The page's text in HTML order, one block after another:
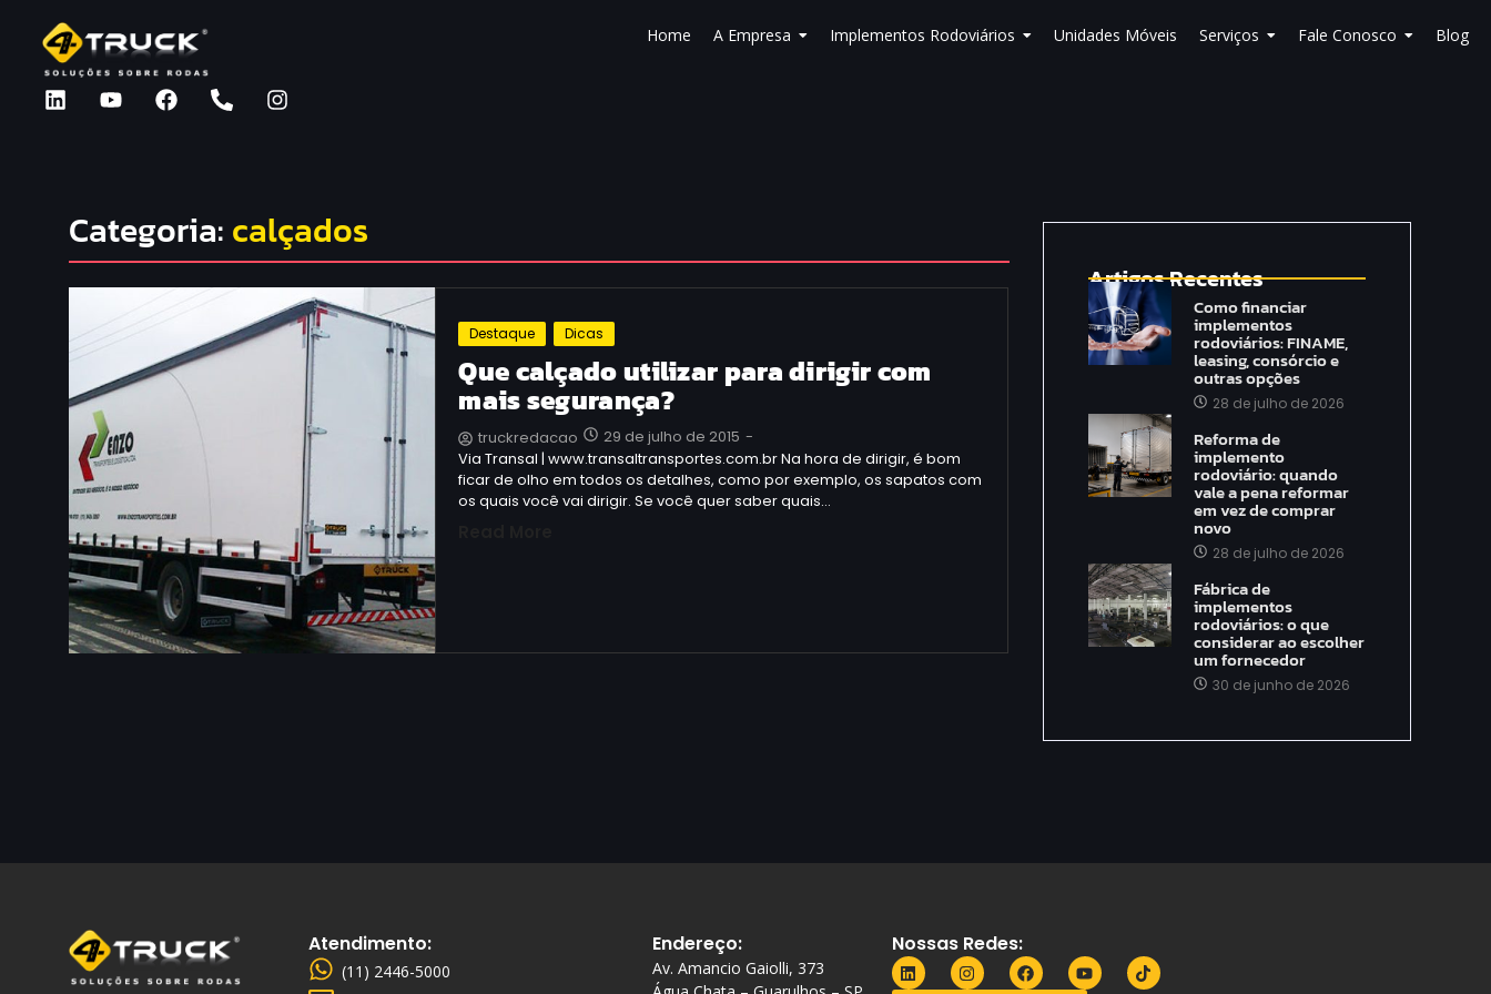
Home A Empresa Implementos Rodoviários Unidades Móveis Serviços Fale Conosco Blog
Categoria: calçados
Destaque Dicas
Que calçado utilizar para dirigir com
mais segurança?
truckredacao 29 de julho de 2015 -
Via Transal | www.transaltransportes.com.br Na hora de dirigir, é bom
ficar de olho em todos os detalhes, como por exemplo, os sapatos com
os quais você vai dirigir. Se você quer saber quais…
Artigos Recentes
Como financiar
implementos
rodoviários: FINAME,
leasing, consórcio e
outras opções
28 de julho de 2026
Reforma de
implemento
rodoviário: quando
vale a pena reformar
em vez de comprar
novo
28 de julho de 2026
Fábrica de
implementos
rodoviários: o que
considerar ao escolher
um fornecedor
30 de junho de 2026
Atendimento:
(11) 2446-5000
Endereço:
Av. Amancio Gaiolli, 373
Nossas Redes: